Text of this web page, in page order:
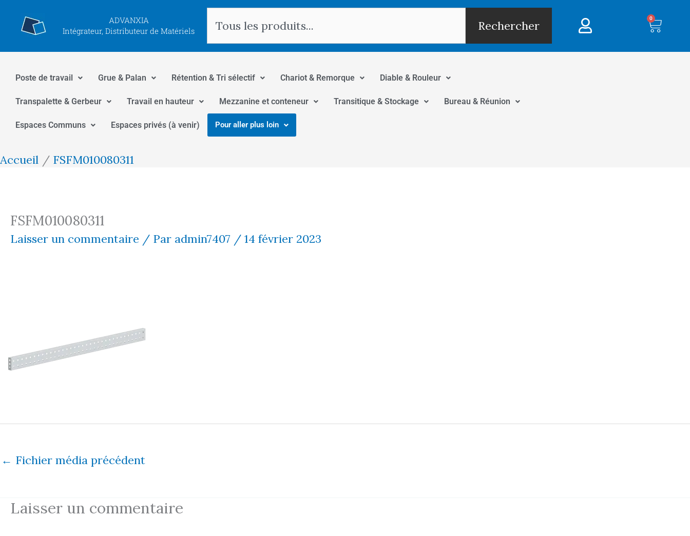
contenu
ADVANXIA
Intégrateur, Distributeur de Matériels
Rechercher
0
Poste de travail Grue & Palan Rétention & Tri sélectif Chariot & Remorque Diable & Rouleur
Transpalette & Gerbeur Travail en hauteur Mezzanine et conteneur Transitique & Stockage Bureau & Réunion
Espaces Communs Espaces privés (à venir) Pour aller plus loin
Accueil FSFM010080311
FSFM010080311
Laisser un commentaire / Par admin7407 / 14 février 2023
← Fichier média précédent
Laisser un commentaire